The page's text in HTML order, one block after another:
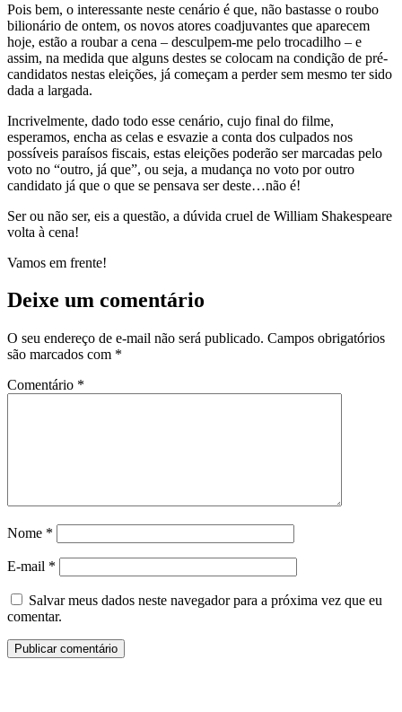
Pois bem, o interessante neste cenário é que, não bastasse o roubo
bilionário de ontem, os novos atores coadjuvantes que aparecem
hoje, estão a roubar a cena – desculpem-me pelo trocadilho – e
assim, na medida que alguns destes se colocam na condição de pré-
candidatos nestas eleições, já começam a perder sem mesmo ter sido
dada a largada.
Incrivelmente, dado todo esse cenário, cujo final do filme,
esperamos, encha as celas e esvazie a conta dos culpados nos
possíveis paraísos fiscais, estas eleições poderão ser marcadas pelo
voto no “outro, já que”, ou seja, a mudança no voto por outro
candidato já que o que se pensava ser deste…não é!
Ser ou não ser, eis a questão, a dúvida cruel de William Shakespeare
volta à cena!
Vamos em frente!
Deixe um comentário
O seu endereço de e-mail não será publicado. Campos obrigatórios
são marcados com *
Comentário *
Nome *
E-mail *
Salvar meus dados neste navegador para a próxima vez que eu
comentar.